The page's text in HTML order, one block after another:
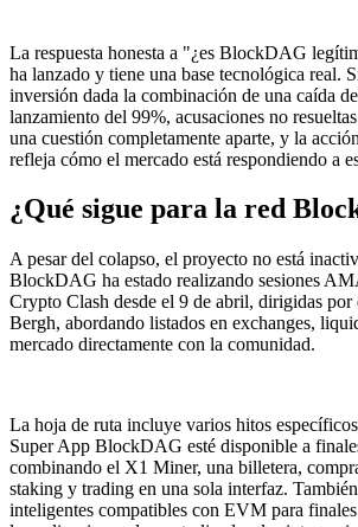
La respuesta honesta a "¿es BlockDAG
ha lanzado y tiene una base tecnológica real.
inversión dada la combinación de una caída
lanzamiento del 99%, acusaciones no
una cuestión completamente aparte, y la
refleja cómo el mercado está respondiendo a
¿Qué sigue para la red
A pesar del colapso, el proyecto no está
BlockDAG ha estado realizando sesiones
Crypto Clash desde el 9 de abril, dirigidas
Bergh, abordando listados en exchanges,
mercado directamente con la comunidad.
La hoja de ruta incluye varios hitos
Super App BlockDAG esté disponible a
combinando el X1 Miner, una billetera,
staking y trading en una sola interfaz.
inteligentes compatibles con EVM para